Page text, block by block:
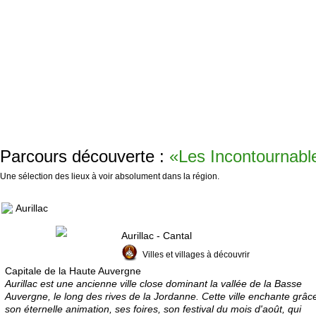
Parcours découverte : «Les
Une sélection des lieux à voir absolument dans la région.
Aurillac
Aurillac - Cantal
Villes et villages à découvrir
Capitale de la Haute Auvergne
Aurillac est une ancienne ville close dominant la vallée de la Basse
Auvergne, le long des rives de la Jordanne. Cette ville enchante
son éternelle animation, ses foires, son festival du mois d'août, qui